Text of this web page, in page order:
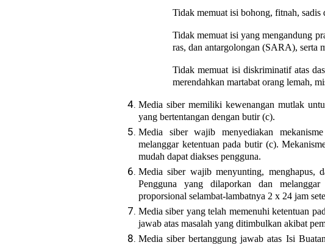
Tidak memuat isi bohong, fitnah, sadis
Tidak memuat isi yang mengandung
ras, dan antargolongan (SARA), serta
Tidak memuat isi diskriminatif atas
merendahkan martabat orang lemah,
Media siber memiliki kewenangan mutlak
yang bertentangan dengan butir (c).
Media siber wajib menyediakan
melanggar ketentuan pada butir (c).
mudah dapat diakses pengguna.
Media siber wajib menyunting, menghapus,
Pengguna yang dilaporkan dan
proporsional selambat-lambatnya 2 x 24 jam
Media siber yang telah memenuhi ketentuan
jawab atas masalah yang ditimbulkan akibat
Media siber bertanggung jawab atas Isi